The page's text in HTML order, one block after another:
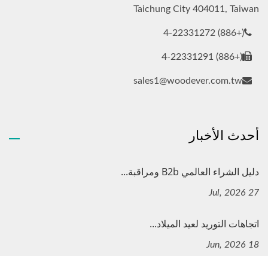
Taichung City 404011, Taiwan
(+886) 4-22331272
(+886) 4-22331291
sales1@woodever.com.tw
أحدث الأخبار
دليل الشراء العالمي B2b ومراقبة...
27 Jul, 2026
اتجاهات التوريد لعيد الميلاد...
18 Jun, 2026